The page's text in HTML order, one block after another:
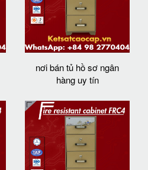
nơi bán tủ hồ sơ ngân
hàng uy tín